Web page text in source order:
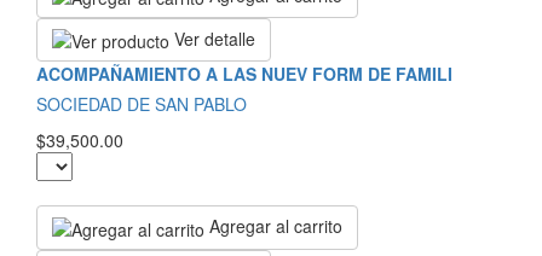
Ver detalle
ACOMPAÑAMIENTO A LAS NUEV FORM DE FAMILI
SOCIEDAD DE SAN PABLO
$39,500.00
Agregar al carrito